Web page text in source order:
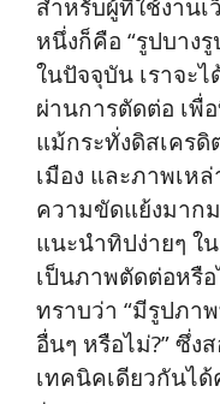
สำหรับผู้ที่ใช้งานเ
หนึ่งก็คือ “รูปบาง
ในปัจจุบัน เราจะ
ผ่านการตัดต่อ เพื่
แม้กระทั่งดิสเคร
เมือง และภาพเห
ความขัดแย้งมาก
แนะนำทิปง่ายๆ ใ
เป็นภาพตัดต่อหรื
ทราบว่า “มีรูปภา
อื่นๆ หรือไม่?” ซึ่ง
เทคนิคเดียวกันไ